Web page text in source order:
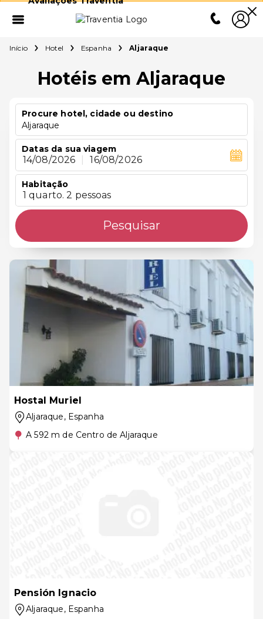
Início Hotel Espanha Aljaraque
Hotéis em Aljaraque
Procure hotel, cidade ou destino
Aljaraque
Datas da sua viagem
14/08/2026 16/08/2026
Habitação
1 quarto. 2 pessoas
Pesquisar
Hostal Muriel
Aljaraque, Espanha
A 592 m de Centro de Aljaraque
Pensión Ignacio
Aljaraque, Espanha